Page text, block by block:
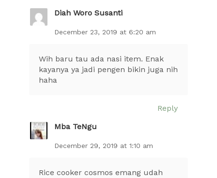
Diah Woro Susanti
December 23, 2019 at 6:20 am
Wih baru tau ada nasi item. Enak
kayanya ya jadi pengen bikin juga nih
haha
Reply
Mba TeNgu
December 29, 2019 at 1:10 am
Rice cooker cosmos emang udah